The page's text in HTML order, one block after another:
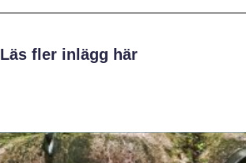
Läs fler inlägg här